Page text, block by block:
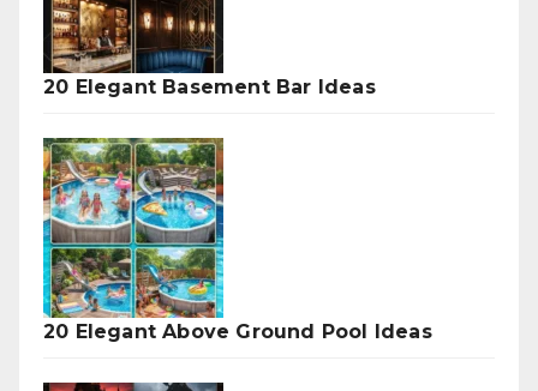
20 Elegant Basement Bar Ideas
20 Elegant Above Ground Pool Ideas